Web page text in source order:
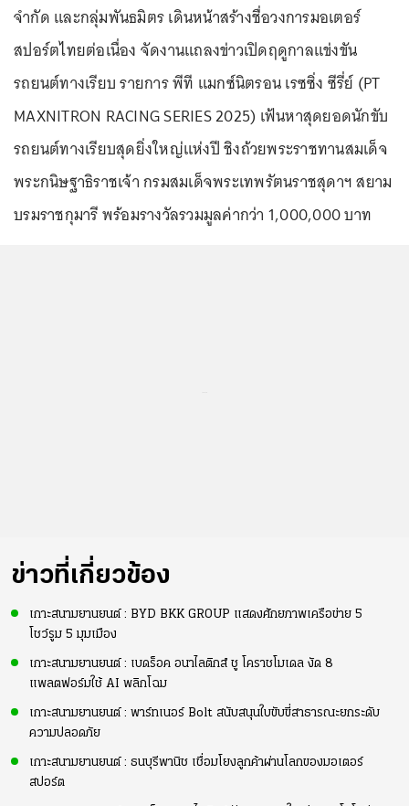
จำกัด และกลุ่มพันธมิตร เดินหน้าสร้างชื่อวงการมอเตอร์
สปอร์ตไทยต่อเนื่อง จัดงานแถลงข่าวเปิดฤดูกาลแข่งขัน
รถยนต์ทางเรียบ รายการ พีที แมกซ์นิตรอน เรซซิ่ง ซีรี่ย์ (PT
MAXNITRON RACING SERIES 2025) เฟ้นหาสุดยอดนักขับ
รถยนต์ทางเรียบสุดยิ่งใหญ่แห่งปี ชิงถ้วยพระราชทานสมเด็จ
พระกนิษฐาธิราชเจ้า กรมสมเด็จพระเทพรัตนราชสุดาฯ สยาม
บรมราชกุมารี พร้อมรางวัลรวมมูลค่ากว่า 1,000,000 บาท
ข่าวที่เกี่ยวข้อง
เกาะสนามยานยนต์ : BYD BKK GROUP แสดงศักยภาพเครือข่าย 5
โชว์รูม 5 มุมเมือง
เกาะสนามยานยนต์ : เบดร็อค อนาไลติกส์ ชู โคราชโมเดล งัด 8
แพลตฟอร์มใช้ AI พลิกโฉม
เกาะสนามยานยนต์ : พาร์ทเนอร์ Bolt สนับสนุนใบขับขี่สาธารณะยกระดับ
ความปลอดภัย
เกาะสนามยานยนต์ : ธนบุรีพานิช เชื่อมโยงลูกค้าผ่านโลกของมอเตอร์
สปอร์ต